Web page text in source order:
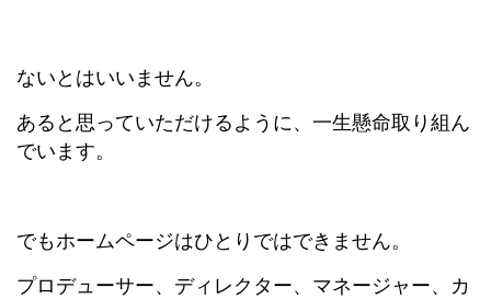
ないとはいいません。
あると思っていただけるように、一生懸命取り組ん
でいます。
でもホームページはひとりではできません。
プロデューサー、ディレクター、マネージャー、カ